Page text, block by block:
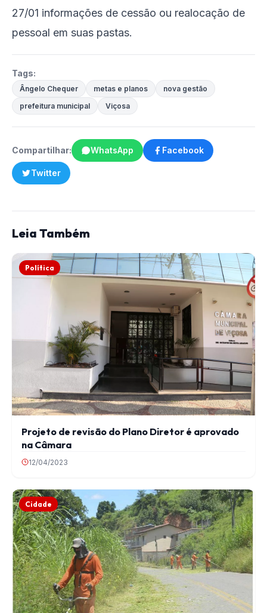
27/01 informações de cessão ou realocação de
pessoal em suas pastas.
Tags:
Ângelo Chequer metas e planos
nova gestão
prefeitura municipal
Viçosa
Compartilhar: WhatsApp Facebook
Twitter
Leia Também
Política
Projeto de revisão do Plano Diretor é aprovado
na Câmara
12/04/2023
Cidade